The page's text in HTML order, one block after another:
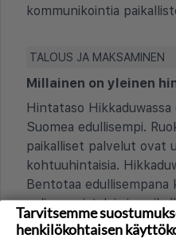
kommunikointia
TALOUS JA MAKSAMINEN
Millainen on yleinen
Hintataso
Suomea edullisempi.
paikalliset palvelut ovat
kohtuuhintaisia.
Bentotaa edullisempana
paljon majataloja ja
Hotellimajoitus ja
paikallistasoon nähden
Tarvitsemme
henkilökohtaisen